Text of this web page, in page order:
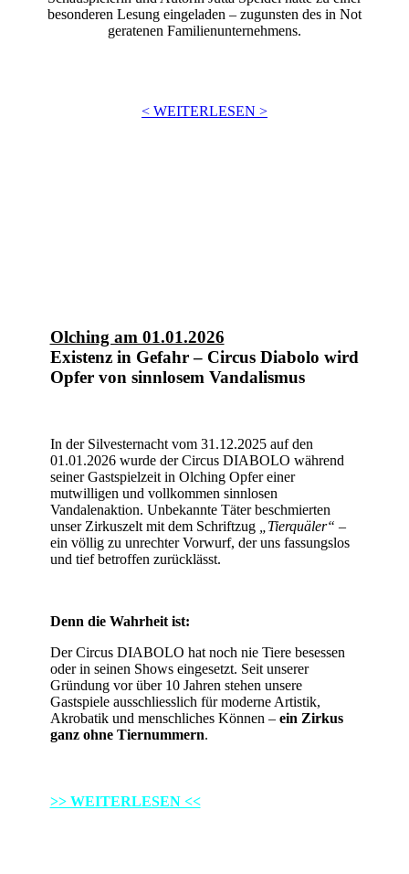
besonderen Lesung eingeladen – zugunsten des in Not
geratenen Familienunternehmens.
< WEITERLESEN >
Olching am 01.01.2026
Existenz in Gefahr – Circus Diabolo wird
Opfer von sinnlosem Vandalismus
In der Silvesternacht vom 31.12.2025 auf den
01.01.2026 wurde der Circus DIABOLO während
seiner Gastspielzeit in Olching Opfer einer
mutwilligen und vollkommen sinnlosen
Vandalenaktion. Unbekannte Täter beschmierten
unser Zirkuszelt mit dem Schriftzug
„Tierquäler“ –
ein völlig zu unrechter Vorwurf, der uns fassungslos
und tief betroffen zurücklässt.
Denn die Wahrheit ist:
Der Circus DIABOLO hat noch nie Tiere besessen
oder in seinen Shows eingesetzt. Seit unserer
Gründung vor über 10 Jahren stehen unsere
Gastspiele ausschliesslich für moderne Artistik,
Akrobatik und menschliches Können – ein Zirkus
ganz ohne Tiernummern.
>> WEITERLESEN <<